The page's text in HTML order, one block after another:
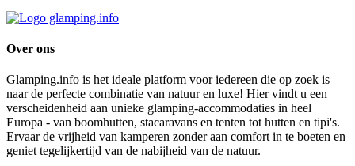
Over ons
Glamping.info is het ideale platform voor iedereen die op zoek is
naar de perfecte combinatie van natuur en luxe! Hier vindt u een
verscheidenheid aan unieke glamping-accommodaties in heel
Europa - van boomhutten, stacaravans en tenten tot hutten en tipi's.
Ervaar de vrijheid van kamperen zonder aan comfort in te boeten en
geniet tegelijkertijd van de nabijheid van de natuur.